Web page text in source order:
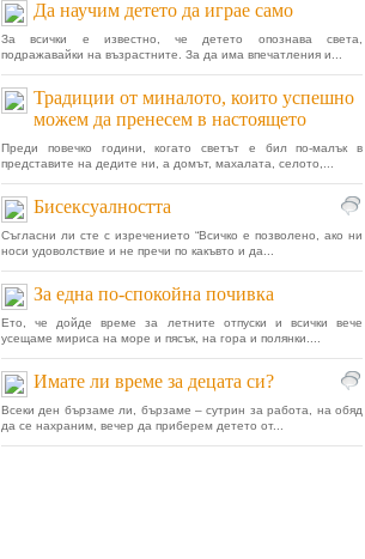
Да научим детето да играе само
За всички е известно, че детето опознава света,
подражавайки на възрастните. За да има впечатления и...
Традиции от миналото, които успешно
можем да пренесем в настоящето
Преди повечко години, когато светът е бил по-малък в
представите на дедите ни, а домът, махалата, селото,...
Бисексуалността
Съгласни ли сте с изречението “Всичко е позволено, ако ни
носи удоволствие и не пречи по какъвто и да...
За една по-спокойна почивка
Ето, че дойде време за летните отпуски и всички вече
усещаме мириса на море и пясък, на гора и полянки....
Имате ли време за децата си?
Всеки ден бързаме ли, бързаме – сутрин за работа, на обяд
да се нахраним, вечер да приберем детето от...